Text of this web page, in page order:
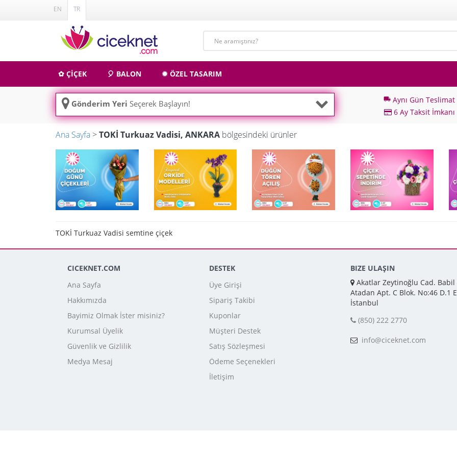
EN TR
✿ ÇİÇEK 🎈 BALON ✹ ÖZEL TASARIM
Gönderim Yeri Seçerek Başlayın! local_shipping Aynı Gün Teslimat
6 Ay Taksit İmkanı
Ana Sayfa >TOKİ Turkuaz Vadisi, ANKARA bölgesindeki ürünler
TOKİ Turkuaz Vadisi semtine çiçek
CICEKNET.COM
Ana Sayfa
Hakkımızda
Bayimiz Olmak İster misiniz?
Kurumsal Üyelik
Güvenlik ve Gizlilik
Medya Mesaj
DESTEK
Üye Girişi
Sipariş Takibi
Kuponlar
Müşteri Destek
Satış Sözleşmesi
Ödeme Seçenekleri
İletişim
BIZE ULAŞIN
Akatlar Zeytinoğlu Cad. Babil
Atadan Apt. C Blok. No:46 D.1
İstanbul
(850) 222 2770
info@ciceknet.com